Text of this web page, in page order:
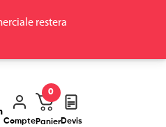
restera
ComptePanier
0
Devis